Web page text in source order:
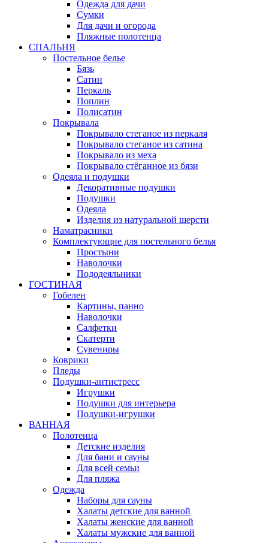
Одежда для дачи
Сумки
Для дачи и огорода
Пляжные полотенца
СПАЛЬНЯ
Постельное белье
Бязь
Сатин
Перкаль
Поплин
Полисатин
Покрывала
Покрывало стеганое из перкаля
Покрывало стеганое из сатина
Покрывало из меха
Покрывало стёганное из бязи
Одеяла и подушки
Декоративные подушки
Подушки
Одеяла
Изделия из натуральной шерсти
Наматраcники
Комплектующие для постельного белья
Простыни
Наволочки
Пододеяльники
ГОСТИНАЯ
Гобелен
Картины, панно
Наволочки
Салфетки
Скатерти
Сувениры
Коврики
Пледы
Подушки-антистресс
Игрушки
Подушки для интерьера
Подушки-игрушки
ВАННАЯ
Полотенца
Детские изделия
Для бани и сауны
Для всей семьи
Для пляжа
Одежда
Наборы для сауны
Халаты детские для ванной
Халаты женские для ванной
Халаты мужские для ванной